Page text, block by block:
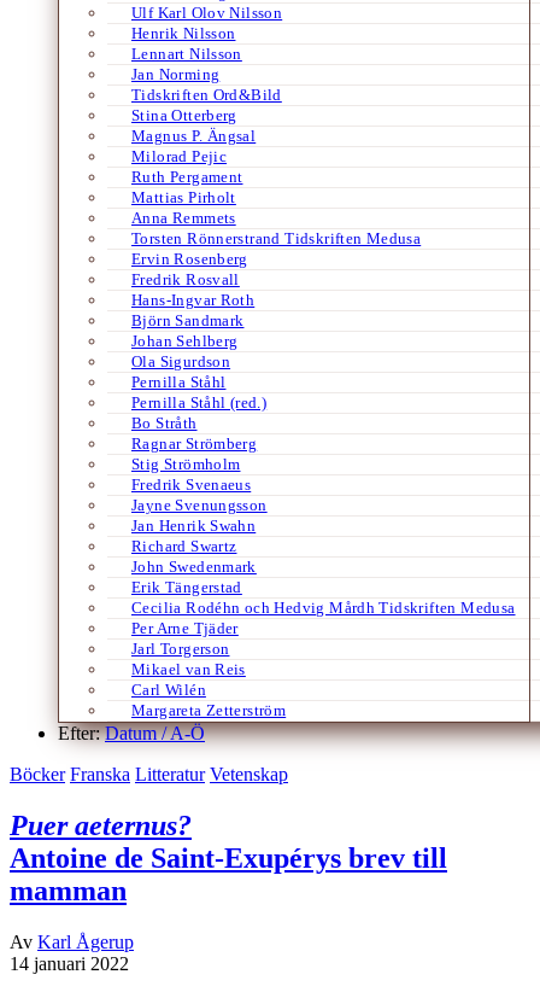
Ulf Karl Olov Nilsson
Henrik Nilsson
Lennart Nilsson
Jan Norming
Tidskriften Ord&Bild
Stina Otterberg
Magnus P. Ängsal
Milorad Pejic
Ruth Pergament
Mattias Pirholt
Anna Remmets
Torsten Rönnerstrand Tidskriften Medusa
Ervin Rosenberg
Fredrik Rosvall
Hans-Ingvar Roth
Björn Sandmark
Johan Sehlberg
Ola Sigurdson
Pernilla Ståhl
Pernilla Ståhl (red.)
Bo Stråth
Ragnar Strömberg
Stig Strömholm
Fredrik Svenaeus
Jayne Svenungsson
Jan Henrik Swahn
Richard Swartz
John Swedenmark
Erik Tängerstad
Cecilia Rodéhn och Hedvig Mårdh Tidskriften Medusa
Per Arne Tjäder
Jarl Torgerson
Mikael van Reis
Carl Wilén
Margareta Zetterström
Efter:Datum /A-Ö
Böcker Franska Litteratur Vetenskap
Puer aeternus?
Antoine de Saint-Exupérys brev till
mamman
Av Karl Ågerup
14 januari 2022